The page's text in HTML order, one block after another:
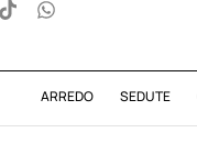
ARREDO
SEDUTE